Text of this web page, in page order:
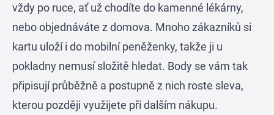
vždy po ruce, ať už chodíte do kamenné lékárny,
nebo objednáváte z domova. Mnoho zákazníků si
kartu uloží i do mobilní peněženky, takže ji u
pokladny nemusí složitě hledat. Body se vám tak
připisují průběžně a postupně z nich roste sleva,
kterou později využijete při dalším nákupu.